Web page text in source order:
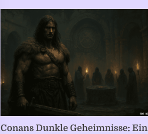
Conans Dunkle Geheimnisse: Ein